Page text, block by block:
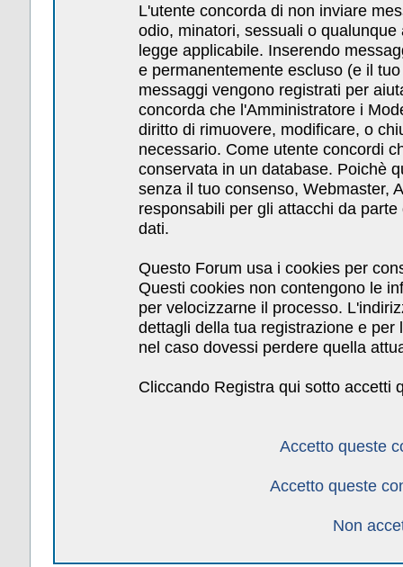
L'utente concorda di non inviare
odio, minatori, sessuali o
legge applicabile. Inserendo
e permanentemente escluso (e il
messaggi vengono registrati per
concorda che l'Amministratore i
diritto di rimuovere, modificare, o
necessario. Come utente concordi
conservata in un database. Poichè
senza il tuo consenso, Webmaster,
responsabili per gli attacchi da
dati.
Questo Forum usa i cookies per
Questi cookies non contengono le
per velocizzarne il processo.
dettagli della tua registrazione e
nel caso dovessi perdere quella
Cliccando Registra qui sotto accetti
Accetto queste
Accetto queste
Non